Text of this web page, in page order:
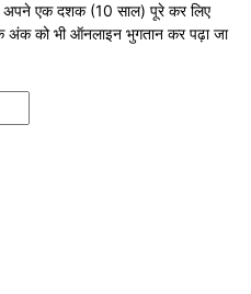
अपने एक दशक (10 साल) पूरे कर लिए
को भी ऑनलाइन भुगतान कर पढ़ा जा